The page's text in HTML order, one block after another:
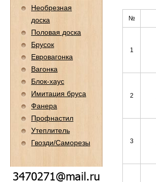
№
1
2
3
Необрезная
доска
Половая доска
Брусок
Евровагонка
Вагонка
Блок-хаус
Имитация бруса
Фанера
Профнастил
Утеплитель
Гвозди/Саморезы